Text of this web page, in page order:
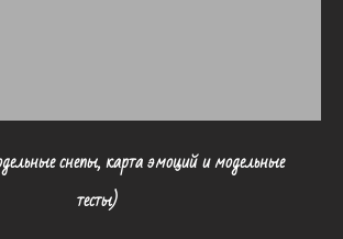
снепы, карта эмоций и модельные
тесты)